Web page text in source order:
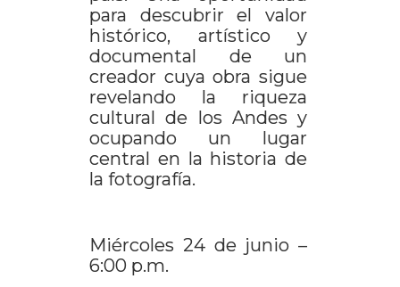
para descubrir el valor
histórico, artístico y
documental de un
creador cuya obra sigue
revelando la riqueza
cultural de los Andes y
ocupando un lugar
central en la historia de
la fotografía.
Miércoles 24 de junio –
6:00 p.m.